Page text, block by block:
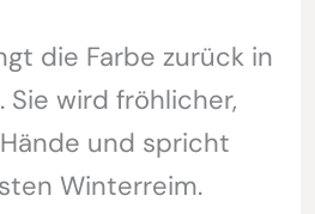
die Farbe zurück in
Sie wird fröhlicher,
und spricht
Winterreim.